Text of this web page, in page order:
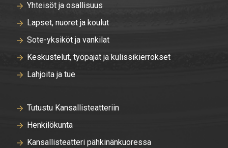
Yhteisöt ja osallisuus
Lapset, nuoret ja koulut
Sote-yksiköt ja vankilat
Keskustelut, työpajat ja kulissikierrokset
Lahjoita ja tue
Tutustu Kansallisteatteriin
Henkilökunta
Kansallisteatteri pähkinänkuoressa